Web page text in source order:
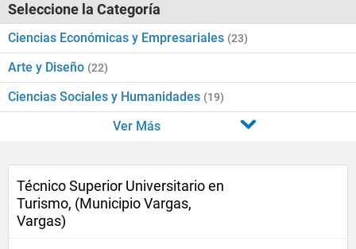
Seleccione la Categoría
Ciencias Económicas y Empresariales (23)
Arte y Diseño (22)
Ciencias Sociales y Humanidades (19)
Ver Más
Técnico Superior Universitario en
Turismo, (Municipio Vargas,
Vargas)